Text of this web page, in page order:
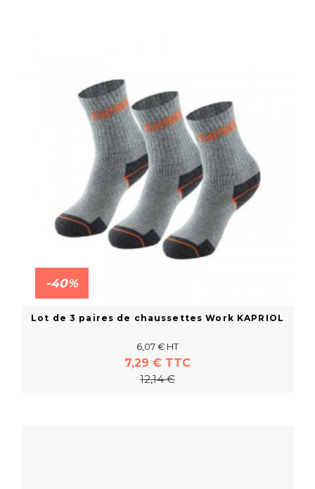
-40%
Lot de 3 paires de chaussettes Work KAPRIOL
6,07 € HT
7,29 € TTC
12,14 €